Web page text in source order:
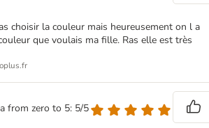
choisir la couleur mais heureusement on l a
que voulais ma fille. Ras elle est très
from zero to 5: 5/5